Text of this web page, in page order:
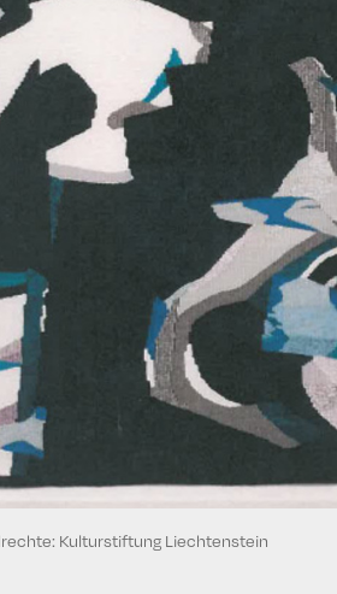
Kulturstiftung Liechtenstein